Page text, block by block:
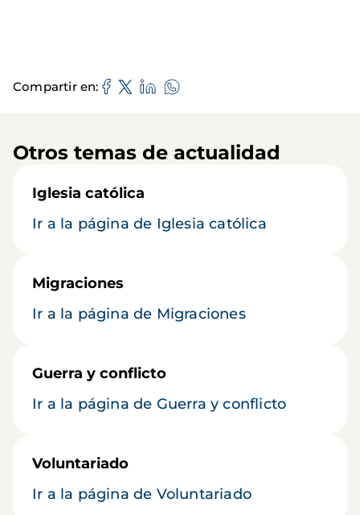
Compartir en
Otros temas de actualidad
Iglesia católica
Ir a la página de Iglesia católica
Migraciones
Ir a la página de Migraciones
Guerra y conflicto
Ir a la página de Guerra y conflicto
Voluntariado
Ir a la página de Voluntariado